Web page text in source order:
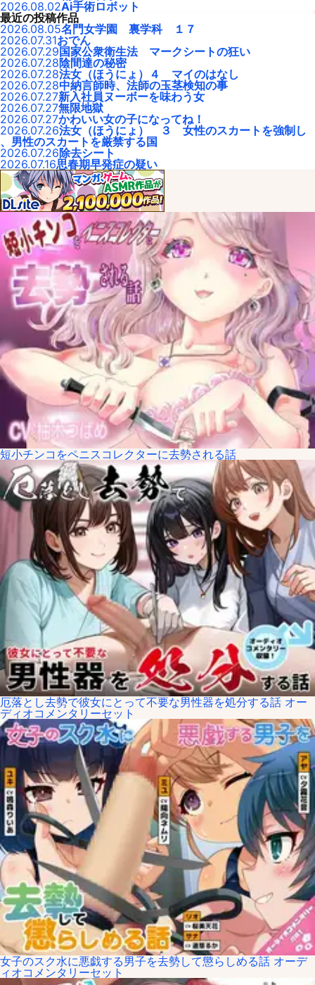
2026.08.02Ai手術ロボット
最近の投稿作品
2026.08.05名門女学園 裏学科 １７
2026.07.31おでん
2026.07.29 国家公衆衛生法 マークシートの狂い
2026.07.28陰間達の秘密
2026.07.28法女（ほうにょ）４ マイのはなし
2026.07.28中納言師時、法師の玉茎検知の事
2026.07.27新入社員ヌーボーを味わう女
2026.07.27無限地獄
2026.07.27かわいい女の子になってね！
2026.07.26法女（ほうにょ） ３ 女性のスカートを強制し
、男性のスカートを厳禁する国
2026.07.26除去シート
2026.07.16思春期早発症の疑い
短小チンコをペニスコレクターに去勢される話
厄落とし去勢で彼女にとって不要な男性器を処分する話 オー
ディオコメンタリーセット
女子のスク水に悪戯する男子を去勢して懲らしめる話 オーデ
ィオコメンタリーセット